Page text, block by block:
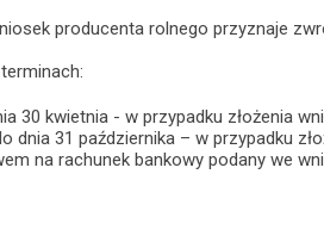
producenta rolnego przyznaje
30 kwietnia - w przypadku złożenia
dnia 31 października – w przypadku
na rachunek bankowy podany we